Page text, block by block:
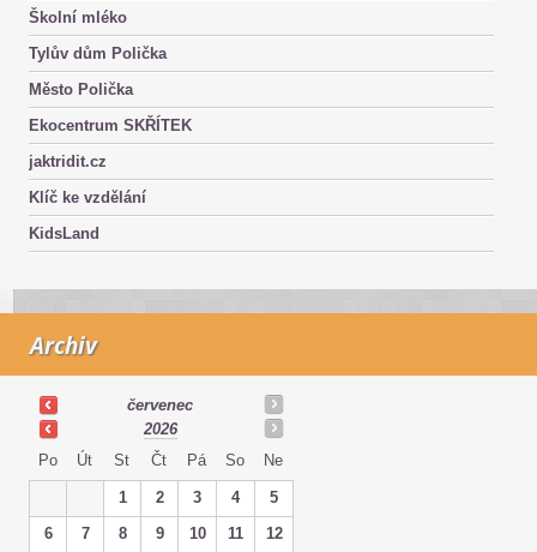
Školní mléko
Tylův dům Polička
Město Polička
Ekocentrum SKŘÍTEK
jaktridit.cz
Klíč ke vzdělání
KidsLand
Archiv
červenec
2026
Po
Út St Čt Pá So Ne
1 2 3 4
5
6
7 8 9 10 11 12